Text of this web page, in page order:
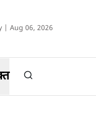
| Aug 06, 2026